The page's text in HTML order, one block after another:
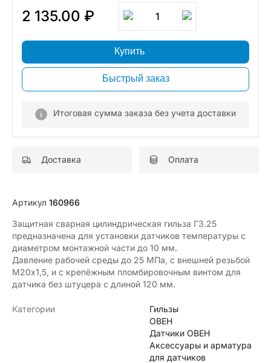
2 135.00 ₽ 1
Купить
Быстрый заказ
Итоговая сумма заказа без учета доставки
Доставка Оплата
Артикул 160966
Защитная сварная цилиндрическая гильза ГЗ.25
предназначена для установки датчиков температуры с
диаметром монтажной части до 10 мм.
Давление рабочей среды до 25 МПа, с внешней резьбой
М20х1,5, и с крепёжным пломбировочным винтом для
датчика без штуцера с длиной 120 мм.
Категории
Гильзы
ОВЕН
Датчики ОВЕН
Аксессуары и арматура
для датчиков